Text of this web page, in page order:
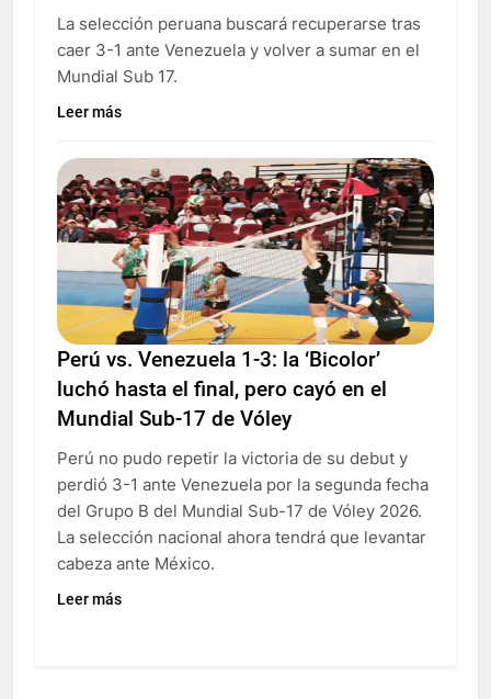
La selección peruana buscará recuperarse tras
caer 3-1 ante Venezuela y volver a sumar en el
Mundial Sub 17.
Leer más
Perú vs. Venezuela 1-3: la ‘Bicolor’
luchó hasta el final, pero cayó en el
Mundial Sub-17 de Vóley
Perú no pudo repetir la victoria de su debut y
perdió 3-1 ante Venezuela por la segunda fecha
del Grupo B del Mundial Sub-17 de Vóley 2026.
La selección nacional ahora tendrá que levantar
cabeza ante México.
Leer más